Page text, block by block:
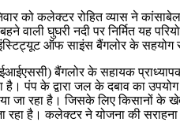
को कलेक्टर रोहित व्यास ने कांसाबेल
वाली घुघरी नदी पर निर्मित यह
ऑफ साइंस बैंगलोर के सहयोग से
बैंगलोर के सहायक प्राध्यापक
है। पंप के द्वारा जल के दबाव का
जा रहा है। जिसके लिए किसानों के
रहा है। कलेक्टर ने योजना की